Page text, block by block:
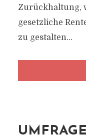
Zurückhaltung,
gesetzliche
zu gestalten...